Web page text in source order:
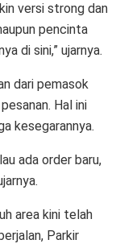
versi strong dan
pencinta
di sini,” ujarnya.
dari pemasok
Hal ini
kesegarannya.
ada order baru,
area kini telah
Parkir